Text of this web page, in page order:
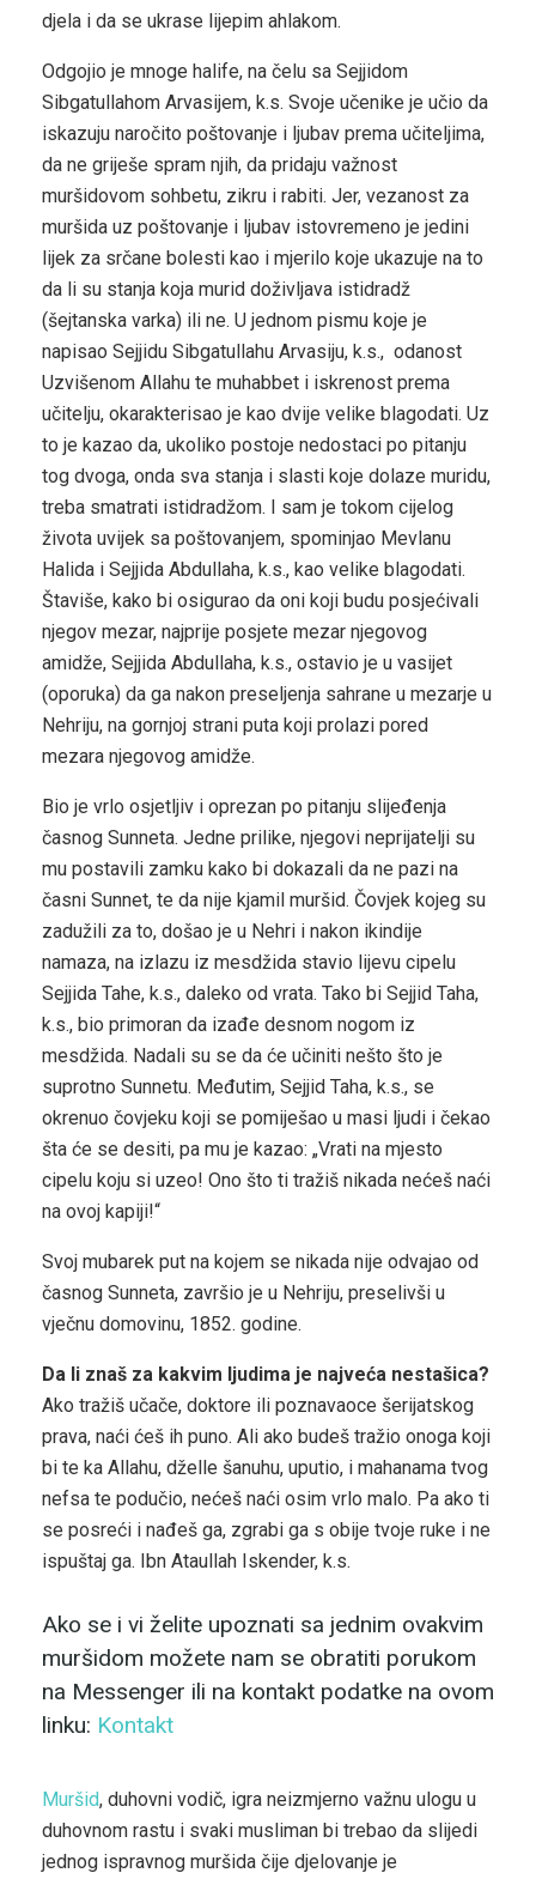
djela i da se ukrase lijepim ahlakom.
Odgojio je mnoge halife, na čelu sa Sejjidom
Sibgatullahom Arvasijem, k.s. Svoje učenike je učio da
iskazuju naročito poštovanje i ljubav prema učiteljima,
da ne griješe spram njih, da pridaju važnost
muršidovom sohbetu, zikru i rabiti. Jer, vezanost za
muršida uz poštovanje i ljubav istovremeno je jedini
lijek za srčane bolesti kao i mjerilo koje ukazuje na to
da li su stanja koja murid doživljava istidradž
(šejtanska varka) ili ne. U jednom pismu koje je
napisao Sejjidu Sibgatullahu Arvasiju, k.s., odanost
Uzvišenom Allahu te muhabbet i iskrenost prema
učitelju, okarakterisao je kao dvije velike blagodati. Uz
to je kazao da, ukoliko postoje nedostaci po pitanju
tog dvoga, onda sva stanja i slasti koje dolaze muridu,
treba smatrati istidradžom. I sam je tokom cijelog
života uvijek sa poštovanjem, spominjao Mevlanu
Halida i Sejjida Abdullaha, k.s., kao velike blagodati.
Štaviše, kako bi osigurao da oni koji budu posjećivali
njegov mezar, najprije posjete mezar njegovog
amidže, Sejjida Abdullaha, k.s., ostavio je u vasijet
(oporuka) da ga nakon preseljenja sahrane u mezarje u
Nehriju, na gornjoj strani puta koji prolazi pored
mezara njegovog amidže.
Bio je vrlo osjetljiv i oprezan po pitanju slijeđenja
časnog Sunneta. Jedne prilike, njegovi neprijatelji su
mu postavili zamku kako bi dokazali da ne pazi na
časni Sunnet, te da nije kjamil muršid. Čovjek kojeg su
zadužili za to, došao je u Nehri i nakon ikindije
namaza, na izlazu iz mesdžida stavio lijevu cipelu
Sejjida Tahe, k.s., daleko od vrata. Tako bi Sejjid Taha,
k.s., bio primoran da izađe desnom nogom iz
mesdžida. Nadali su se da će učiniti nešto što je
suprotno Sunnetu. Međutim, Sejjid Taha, k.s., se
okrenuo čovjeku koji se pomiješao u masi ljudi i čekao
šta će se desiti, pa mu je kazao: „Vrati na mjesto
cipelu koju si uzeo! Ono što ti tražiš nikada nećeš naći
na ovoj kapiji!“
Svoj mubarek put na kojem se nikada nije odvajao od
časnog Sunneta, završio je u Nehriju, preselivši u
vječnu domovinu, 1852. godine.
Da li znaš za kakvim ljudima je najveća nestašica?
Ako tražiš učače, doktore ili poznavaoce šerijatskog
prava, naći ćeš ih puno. Ali ako budeš tražio onoga koji
bi te ka Allahu, dželle šanuhu, uputio, i mahanama tvog
nefsa te podučio, nećeš naći osim vrlo malo. Pa ako ti
se posreći i nađeš ga, zgrabi ga s obije tvoje ruke i ne
ispuštaj ga. Ibn Ataullah Iskender, k.s.
Ako se i vi želite upoznati sa jednim ovakvim
muršidom možete nam se obratiti porukom
na Messenger ili na kontakt podatke na ovom
linku: Kontakt
Muršid, duhovni vodič, igra neizmjerno važnu ulogu u
duhovnom rastu i svaki musliman bi trebao da slijedi
jednog ispravnog muršida čije djelovanje je